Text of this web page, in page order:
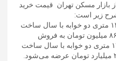
بازار مسکن تهران قیمت خرید
در «نارمک شمال» یک واحد ۱۲۱ متری دو خوابه با سال ساخت
۱۳۹۱، با قیمت ۱۲ میلیارد و ۸۶۰ میلیون تومان به فروش
می‌رسد. همچنین، یک واحد ۱۴۷ متری دو خوابه با سال ساخت